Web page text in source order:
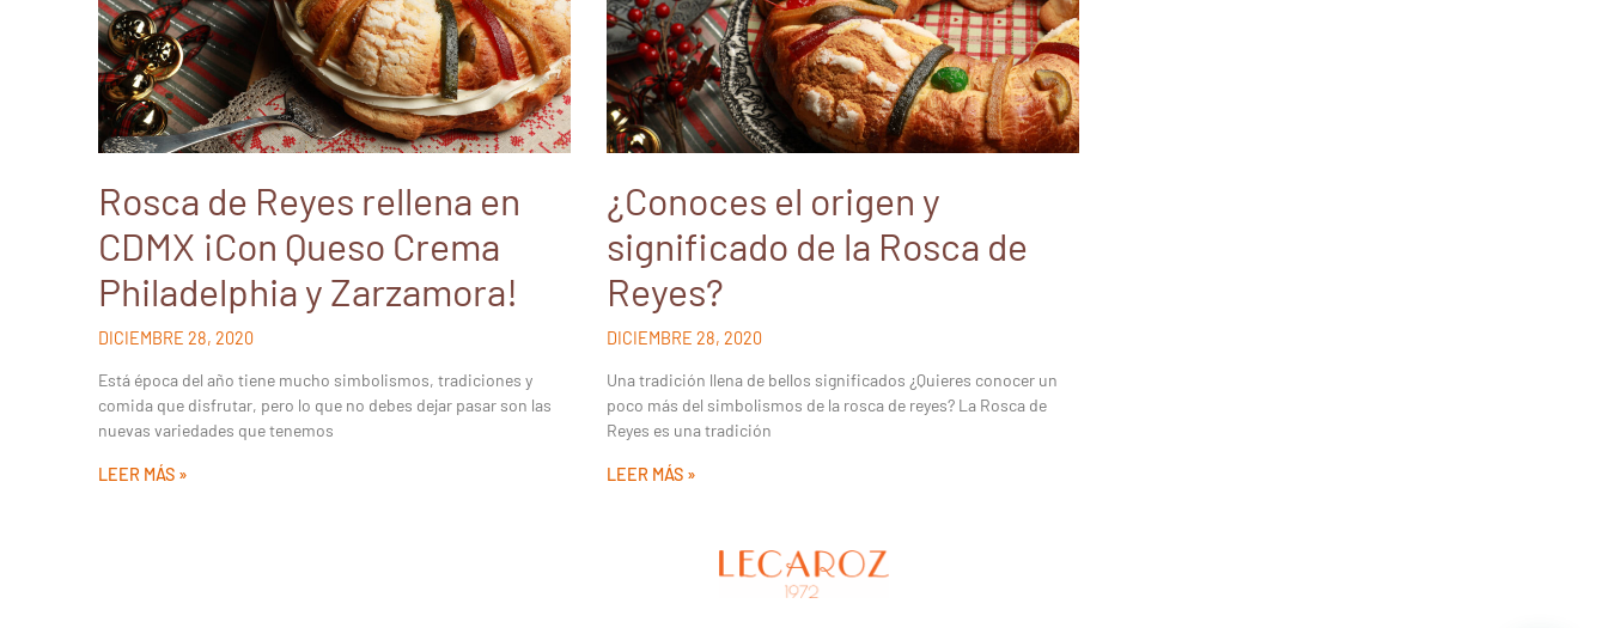
Rosca de Reyes rellena en
CDMX ¡Con Queso Crema
Philadelphia y Zarzamora!
DICIEMBRE 28, 2020
Está época del año tiene mucho simbolismos, tradiciones y
comida que disfrutar, pero lo que no debes dejar pasar son las
nuevas variedades que tenemos
LEER MÁS »
¿Conoces el origen y
significado de la Rosca de
Reyes?
DICIEMBRE 28, 2020
Una tradición llena de bellos significados ¿Quieres conocer un
poco más del simbolismos de la rosca de reyes? La Rosca de
Reyes es una tradición
LEER MÁS »